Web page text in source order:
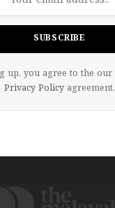
up, you agree to the
Privacy Policy agreement.